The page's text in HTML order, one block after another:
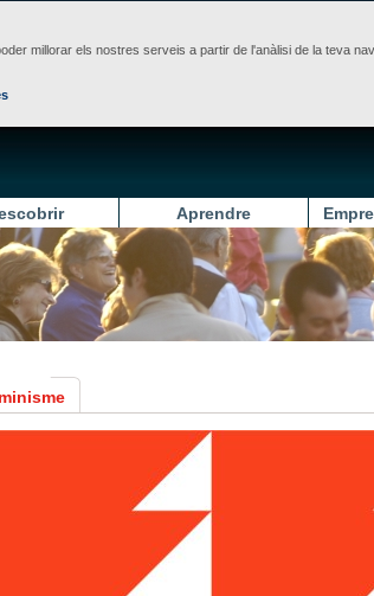
millorar els nostres serveis a partir de l'anàlisi de la teva
Aprendre